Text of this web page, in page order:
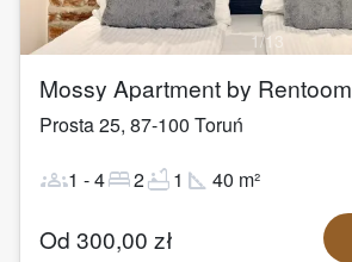
1 /13
Mossy Apartment by Rentoom
Prosta 25, 87-100 Toruń
groups1 -4bed2bathtub1 square_foot 40 m²
Od 300,00 zł